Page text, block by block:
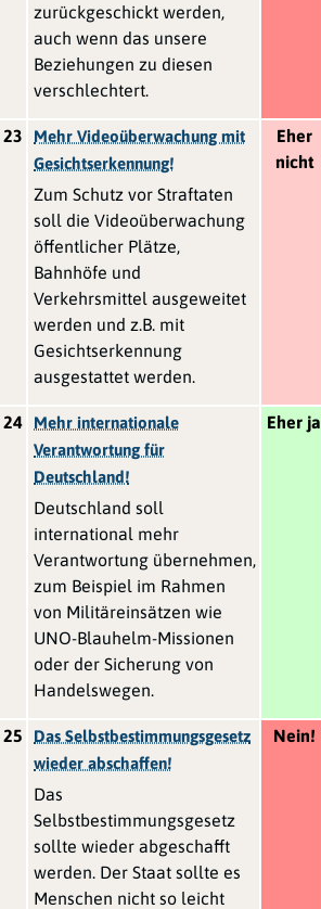
zurückgeschickt werden,
auch wenn das unsere
Beziehungen zu diesen
verschlechtert.
23
Mehr Videoüberwachung mit
Gesichtserkennung!
Zum Schutz vor Straftaten
soll die Videoüberwachung
öffentlicher Plätze,
Bahnhöfe und
Verkehrsmittel ausgeweitet
werden und z.B. mit
Gesichtserkennung
ausgestattet werden.
Eher
nicht
24
Mehr internationale
Verantwortung für
Deutschland!
Deutschland soll
international mehr
Verantwortung übernehmen,
zum Beispiel im Rahmen
von Militäreinsätzen wie
UNO-Blauhelm-Missionen
oder der Sicherung von
Handelswegen.
Eher ja
25
Das Selbstbestimmungsgesetz
wieder abschaffen!
Das
Selbstbestimmungsgesetz
sollte wieder abgeschafft
werden. Der Staat sollte es
Menschen nicht so leicht
Nein!